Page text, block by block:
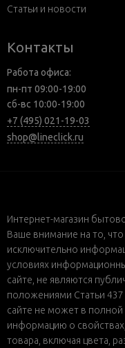
Статьи и новости
Контакты
Работа офиса:
пн-пт 09:00-19:00
сб-вс 10:00-19:00
+7 (495) 021-19-03
shop@lineclick.ru
Интернет-магазин
Ваше внимание на то,
исключительно
условиях
сайте, не являются
положениями Статьи 437
сайте не может в
информацию о
товара, включая цвета,